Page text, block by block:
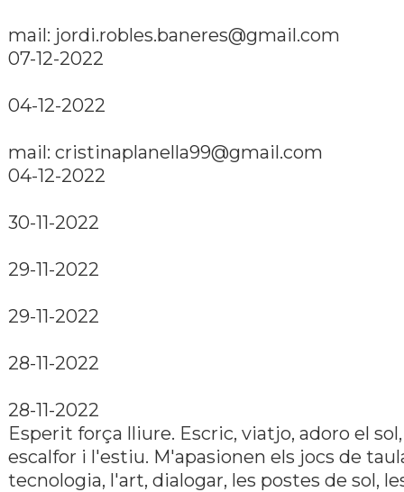
mail: jordi.robles.baneres@gmail.com
07-12-2022
04-12-2022
mail: cristinaplanella99@gmail.com
04-12-2022
30-11-2022
29-11-2022
29-11-2022
28-11-2022
28-11-2022
Esperit força lliure. Escric, viatjo, adoro el
escalfor i l'estiu. M'apasionen els jocs de
tecnologia, l'art, dialogar, les postes de sol,